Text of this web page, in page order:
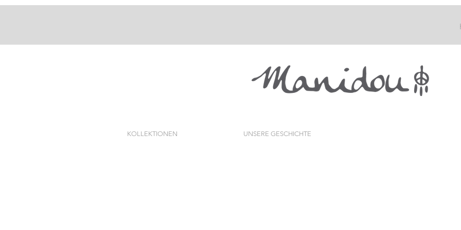
KOLLEKTIONEN UNSERE GESCHICHTE